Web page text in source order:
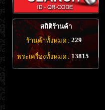
สถิติร้านค้า
ร้านค้าทั้งหมด : 229
พระเครื่องทั้งหมด : 13815